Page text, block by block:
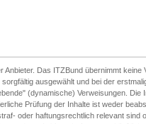
Das ITZBund übernimmt
ausgewählt und bei der
(dynamische) Verweisungen. Die
Prüfung der Inhalte ist weder
oder haftungsrechtlich relevant sind